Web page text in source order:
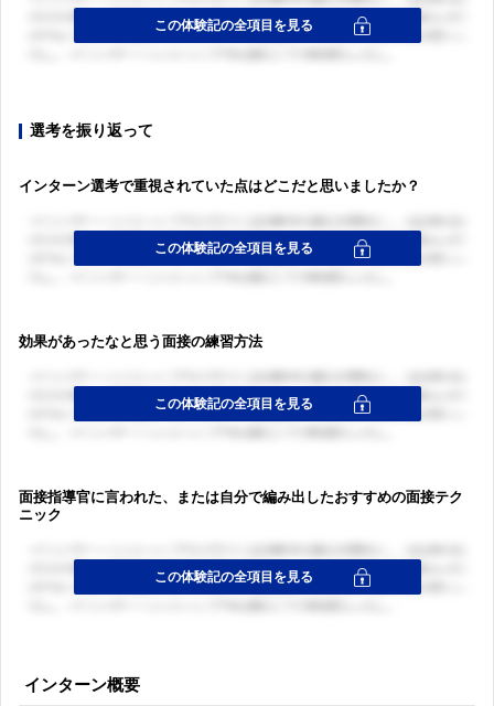
選考を振り返って
インターン選考で重視されていた点はどこだと思いましたか？
効果があったなと思う面接の練習方法
面接指導官に言われた、または自分で編み出したおすすめの面接テク
ニック
インターン概要